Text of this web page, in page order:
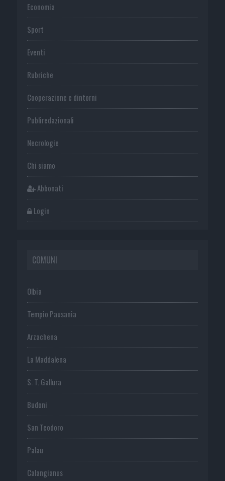
Economia
Sport
Eventi
Rubriche
Cooperazione e dintorni
Publiredazionali
Necrologie
Chi siamo
Abbonati
Login
COMUNI
Olbia
Tempio Pausania
Arzachena
La Maddalena
S. T. Gallura
Budoni
San Teodoro
Palau
Calangianus